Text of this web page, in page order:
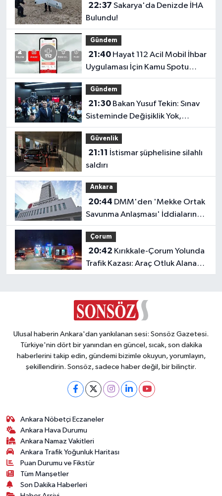
22:37
Bulundu!
Gündem
21:40Hayat 112 Acil Mobil İhbar
Uygulaması İçin Kamu Spotu
Yayında!
Gündem
21:30Bakan Yusuf Tekin: Sınav
Sisteminde Değişiklik Yok,
Sorular Yeni Müfredata Uygun
Olacak
Güvenlik
21:11
saldırı
Ankara
20:44
Savunma Anlaşması' İddialarına
Yalanlama
Çorum
20:42
Trafik Kazası: Araç Otluk Alana
Devrildi, Yaralılar Var!
Ulusal haberin Ankara'dan yankılanan sesi: Sonsöz Gazetesi.
Türkiye'nin dört bir yanından en güncel, sıcak, son dakika
haberlerini takip edin, gündemi bizimle okuyun, yorumlayın,
şekillendirin. Sonsöz, sadece haber değil, bir bilinçtir.
Ankara Nöbetçi Eczaneler
Ankara Hava Durumu
Ankara Namaz Vakitleri
Ankara Trafik Yoğunluk Haritası
Puan Durumu ve Fikstür
Tüm Manşetler
Son Dakika Haberleri